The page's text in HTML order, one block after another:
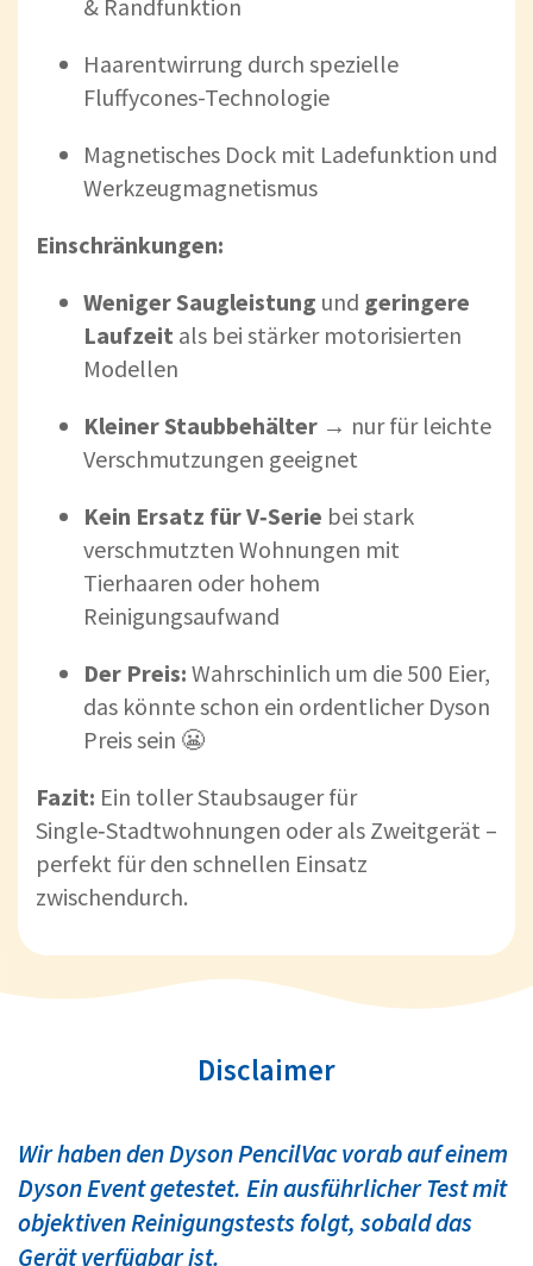
& Randfunktion
Haarentwirrung durch spezielle
Fluffycones-Technologie
Magnetisches Dock mit Ladefunktion und
Werkzeugmagnetismus
Einschränkungen:
Weniger Saugleistung und geringere
Laufzeit als bei stärker motorisierten
Modellen
Kleiner Staubbehälter → nur für leichte
Verschmutzungen geeignet
Kein Ersatz für V‑Serie bei stark
verschmutzten Wohnungen mit
Tierhaaren oder hohem
Reinigungsaufwand
Der Preis: Wahrschinlich um die 500 Eier,
das könnte schon ein ordentlicher Dyson
Preis sein 😬
Fazit: Ein toller Staubsauger für
Single‑Stadtwohnungen oder als Zweitgerät –
perfekt für den schnellen Einsatz
zwischendurch.
Disclaimer
Wir haben den Dyson PencilVac vorab auf einem
Dyson Event getestet. Ein ausführlicher Test mit
objektiven Reinigungstests folgt, sobald das
Gerät verfügbar ist.